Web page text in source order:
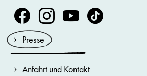
Volksoper Facebook
Volksoper Instagram
Volksoper Youtube
Volksoper TikTok
Presse
Anfahrt und Kontakt